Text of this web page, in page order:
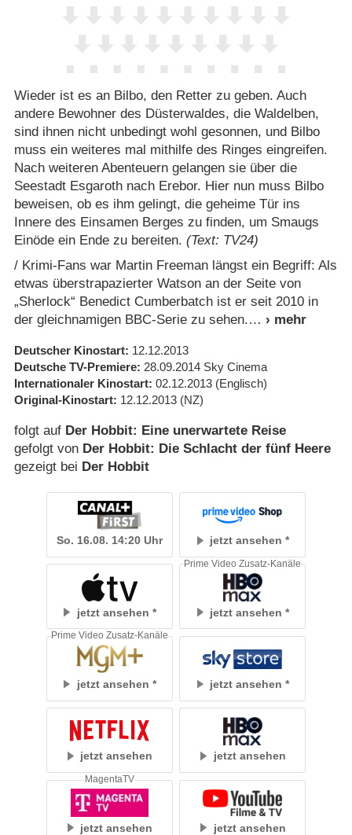
Wieder ist es an Bilbo, den Retter zu geben. Auch
andere Bewohner des Düsterwaldes, die Waldelben,
sind ihnen nicht unbedingt wohl gesonnen, und Bilbo
muss ein weiteres mal mithilfe des Ringes eingreifen.
Nach weiteren Abenteuern gelangen sie über die
Seestadt Esgaroth nach Erebor. Hier nun muss Bilbo
beweisen, ob es ihm gelingt, die geheime Tür ins
Innere des Einsamen Berges zu finden, um Smaugs
Einöde ein Ende zu bereiten. (Text: TV24)
/​ Krimi-Fans war Martin Freeman längst ein Begriff: Als
etwas überstrapazierter Watson an der Seite von
„Sherlock“ Benedict Cumberbatch ist er seit 2010 in
der gleichnamigen BBC-Serie zu sehen.
Deutscher Kinostart 12.12.2013
Deutsche TV-Premiere 28.09.2014 Sky Cinema
Internationaler Kinostart 02.12.2013 (Englisch)
Original-Kinostart 12.12.2013 (NZ)
folgt auf Der Hobbit: Eine unerwartete Reise
gefolgt von Der Hobbit: Die Schlacht der fünf Heere
gezeigt bei Der Hobbit
So. 16.08. 14:20 Uhr jetzt ansehen
jetzt ansehen jetzt ansehen
Prime Video Zusatz-Kanäle
jetzt ansehen
Prime Video Zusatz-Kanäle
jetzt ansehen
jetzt ansehen jetzt ansehen
jetzt ansehen
MagentaTV
jetzt ansehen